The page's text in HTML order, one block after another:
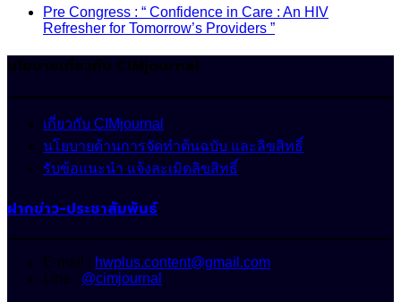
Pre Congress : “ Confidence in Care : An HIV
Refresher for Tomorrow’s Providers ”
นโยบายเกี่ยวกับ CIMjournal
เกี่ยวกับ CIMjournal
นโยบายด้านการจัดทำต้นฉบับ และลิขสิทธิ์
รับข้อแนะนำ แจ้งละเมิดลิขสิทธิ์
ฝากข่าว-ประชาสัมพันธ์
E-mail : hwplus.content@gmail.com
Line : @cimjournal